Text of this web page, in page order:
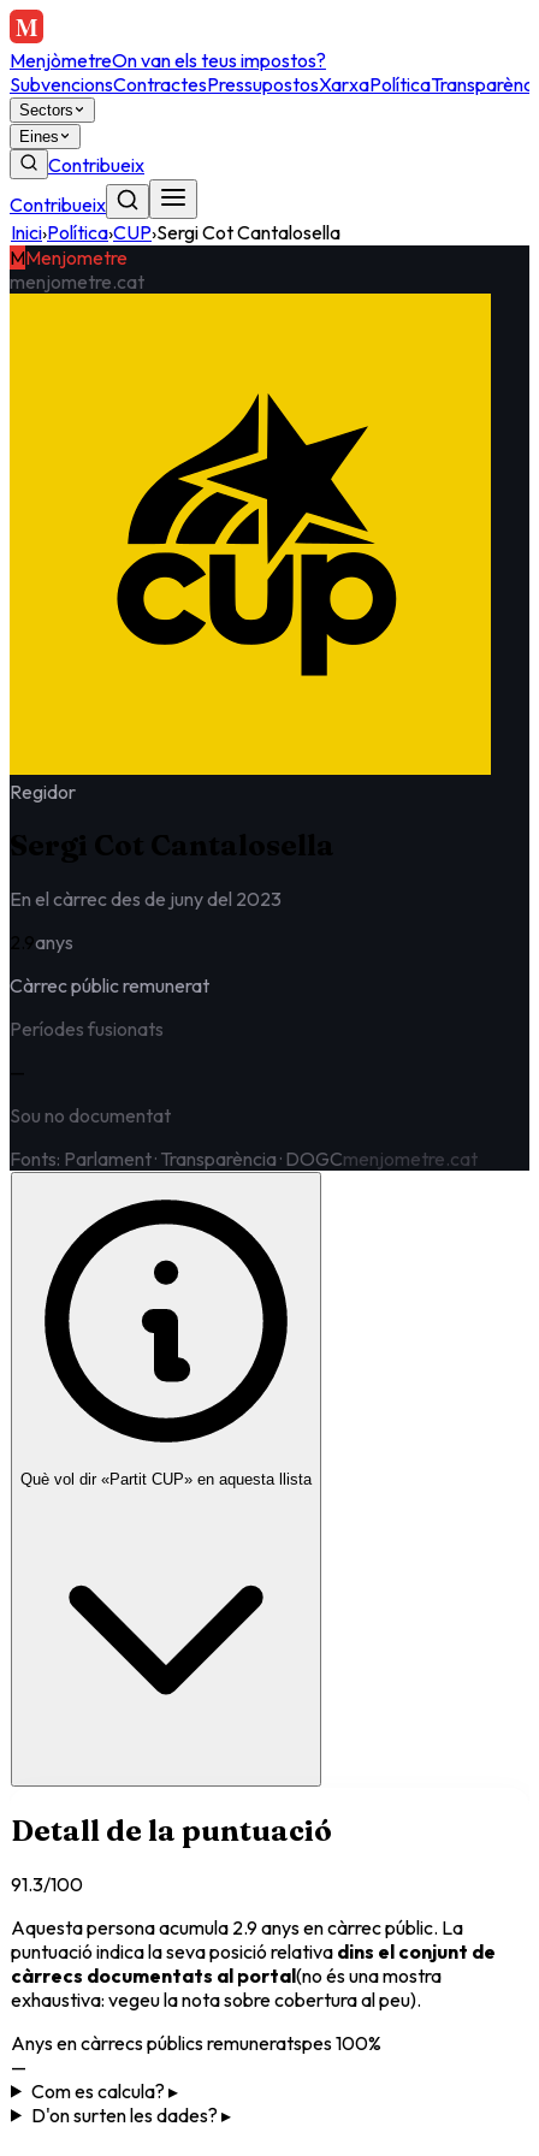
MenjòmetreOn van els teus impostos?
SubvencionsContractesPressupostosXarxaPolítica
Sectors
Eines
Contribueix
Contribueix
Inici›Política›CUP›Sergi Cot Cantalosella
MMenjometre
menjometre.cat
Regidor
Sergi Cot Cantalosella
En el càrrec des de juny del 2023
2.9anys
Càrrec públic remunerat
Períodes fusionats
—
Sou no documentat
Fonts: Parlament · Transparència · DOGCmenjometre.cat
Què vol dir «Partit CUP» en aquesta llista
Detall de la puntuació
91.3/100
Aquesta persona acumula 2.9anys en càrrec públic. La
puntuació indica la seva posició relativa dins el conjunt de
càrrecs documentats al portal(no és una mostra
exhaustiva: vegeu la nota sobre cobertura al peu).
Anys en càrrecs públics remuneratspes100%
—
Com es calcula? ▸
D'on surten les dades? ▸